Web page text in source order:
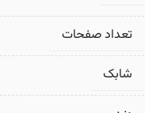
تعداد صفحات
شابک